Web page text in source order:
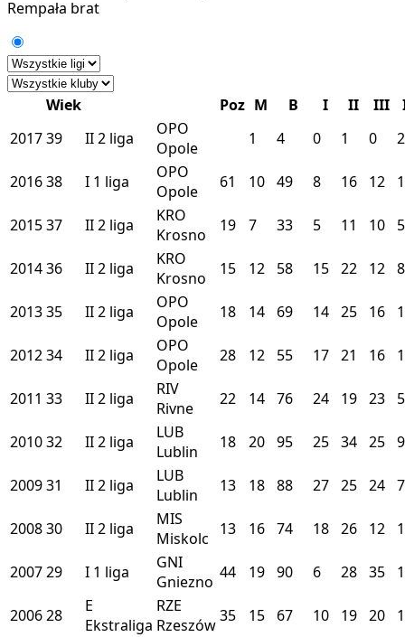
Rempała brat
Wiek Poz M B I II III
201739 II2 liga
OPO
Opole
1 4 0 1 0 2
201638 I 1 liga
OPO
Opole
61 10 49 8 16 12
201537 II2 liga
KRO
Krosno
19 7 33 5 11 10 5
201436 II2 liga
KRO
Krosno
15 12 58 15 22 12 8
201335 II2 liga
OPO
Opole
18 14 69 14 25 16
201234 II2 liga
OPO
Opole
28 12 55 17 21 16 1
2011 33 II2 liga
RIV
Rivne
22 14 76 24 19 23 5
201032 II2 liga
LUB
Lublin
18 20 95 25 34 25 9
200931 II2 liga
LUB
Lublin
13 18 88 27 25 24 7
200830 II2 liga
MIS
Miskolc
13 16 74 18 26 12
200729 I 1 liga
GNI
Gniezno 44 19 90 6 28 35
200628
E
Ekstraliga
RZE
Rzeszów35 15 67 10 19 20